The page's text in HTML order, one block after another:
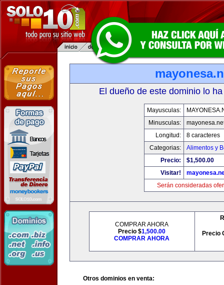
El dueño de este dominio lo
Mayusculas:
Minusculas:
Longitud:
8 caracteres
Categorias:
Alimentos y
Precio:
$1,500.00
Visitar!
Serán consideradas
COMPRAR AHORA
Precio $1,500.00
COMPRAR AHORA
Precio
Otros dominios en venta: